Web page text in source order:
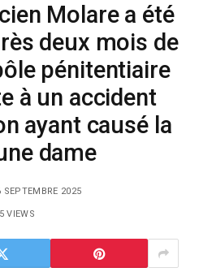
Molare a été
deux mois de
pénitentiaire
à un accident
ayant causé la
dame
SEPTEMBRE 2025
VIEWS